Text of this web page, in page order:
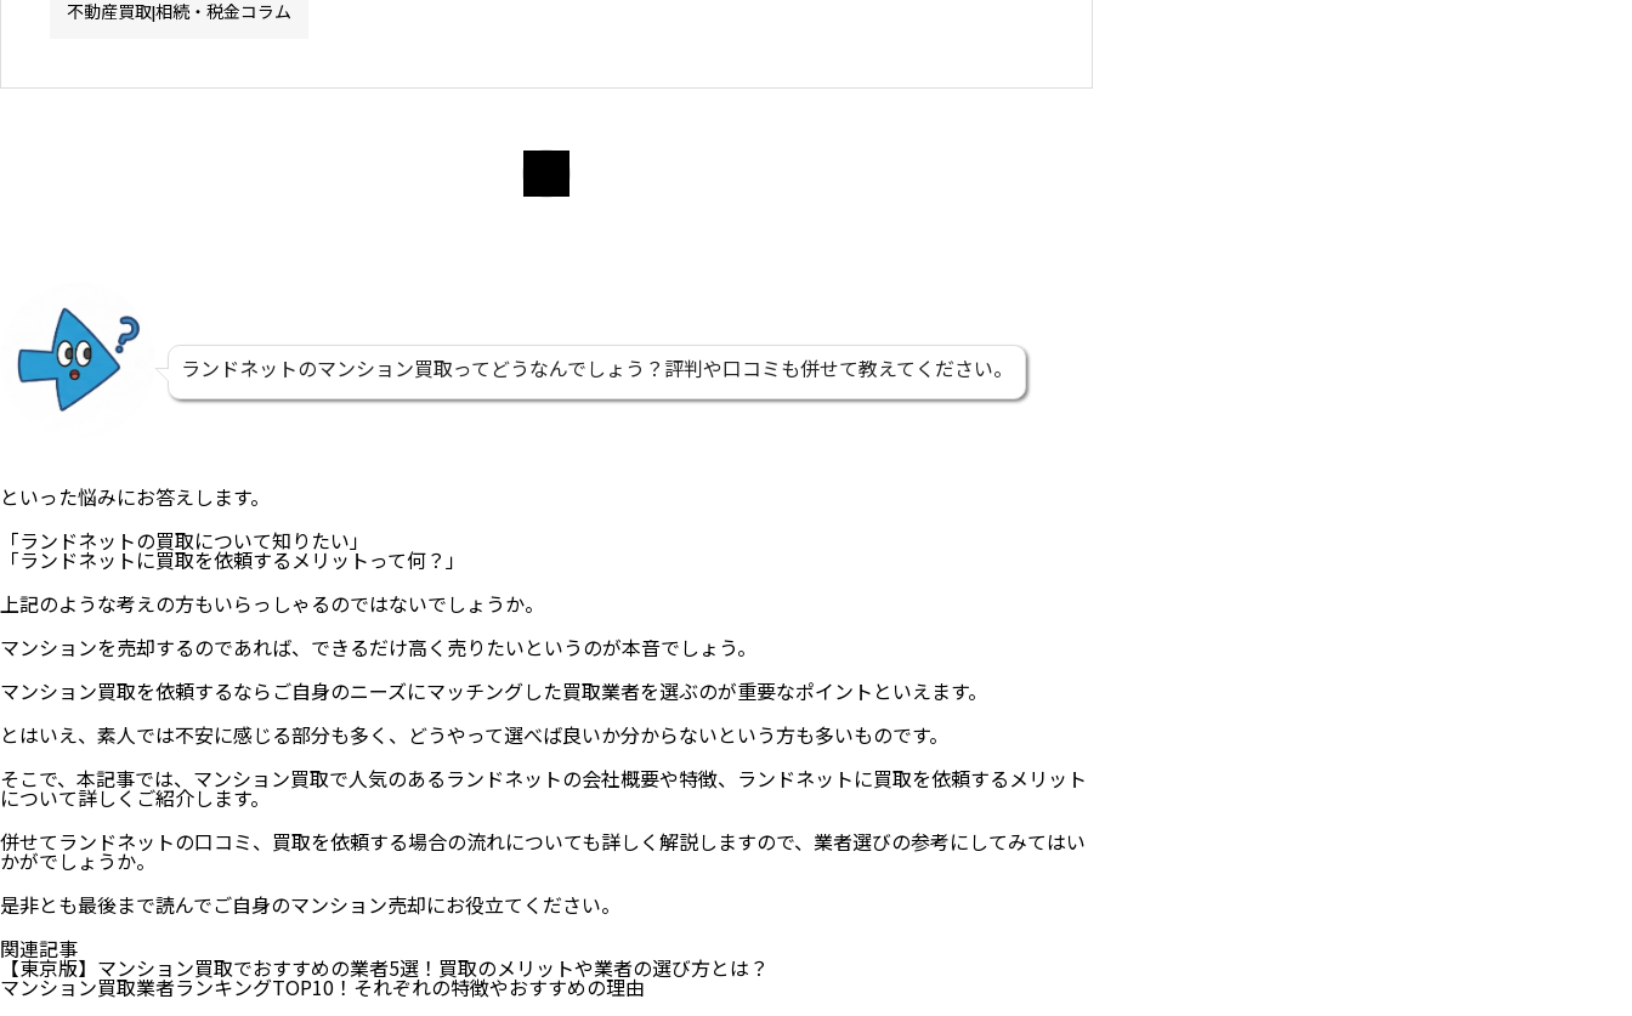
不動産買取|相続・税金コラム
ランドネットのマンション買取ってどうなんでしょう？評判や口コミも併せて教えてください。
といった悩みにお答えします。
「ランドネットの買取について知りたい」
「ランドネットに買取を依頼するメリットって何？」
上記のような考えの方もいらっしゃるのではないでしょうか。
マンションを売却するのであれば、できるだけ高く売りたいというのが本音でしょう。
マンション買取を依頼するならご自身のニーズにマッチングした買取業者を選ぶのが重要なポイントといえます。
とはいえ、素人では不安に感じる部分も多く、どうやって選べば良いか分からないという方も多いものです。
そこで、本記事では、マンション買取で人気のあるランドネットの会社概要や特徴、ランドネットに買取を依頼するメリット
について詳しくご紹介します。
併せてランドネットの口コミ、買取を依頼する場合の流れについても詳しく解説しますので、業者選びの参考にしてみてはい
かがでしょうか。
是非とも最後まで読んでご自身のマンション売却にお役立てください。
関連記事
【東京版】マンション買取でおすすめの業者5選！買取のメリットや業者の選び方とは？
マンション買取業者ランキングTOP10！それぞれの特徴やおすすめの理由